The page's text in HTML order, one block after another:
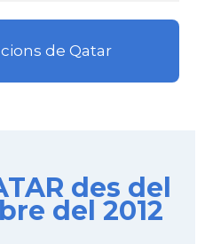
de Qatar
des del
del 2012